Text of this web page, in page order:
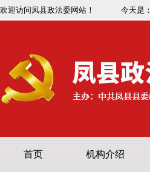
欢迎访问凤县政法委网站！ 今天是：
首页 机构介绍